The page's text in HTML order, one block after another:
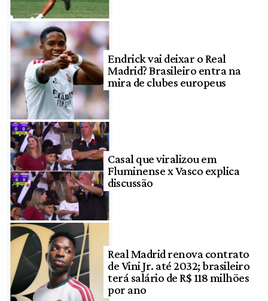
Endrick vai deixar o Real
Madrid? Brasileiro entra na
mira de clubes europeus
Casal que viralizou em
Fluminense x Vasco explica
discussão
Real Madrid renova contrato
de Vini Jr. até 2032; brasileiro
terá salário de R$ 118 milhões
por ano